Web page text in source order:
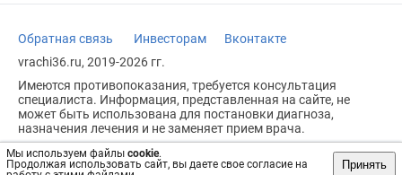
Мы используем файлы cookie.
Продолжая использовать сайт, вы даете свое согласие на
Принять
Обратная связь Инвесторам
Вконтакте
vrachi36.ru, 2019-2026 гг.
Имеются противопоказания, требуется консультация
специалиста. Информация, представленная на сайте, не
может быть использована для постановки диагноза,
назначения лечения и не заменяет прием врача.
Возрастное ограничение: 18+